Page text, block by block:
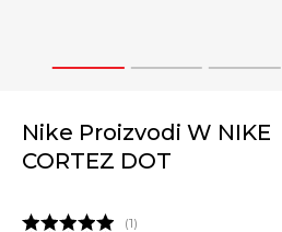
1 2 3
Nike Proizvodi W NIKE
CORTEZ DOT
1